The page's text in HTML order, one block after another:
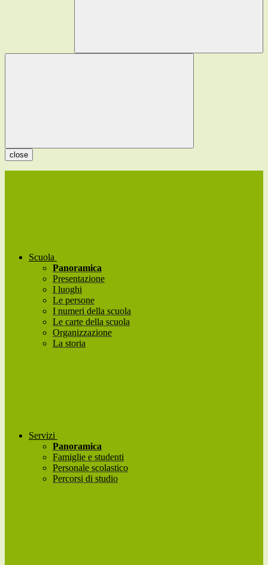
close
Scuola
Panoramica
Presentazione
I luoghi
Le persone
I numeri della scuola
Le carte della scuola
Organizzazione
La storia
Servizi
Panoramica
Famiglie e studenti
Personale scolastico
Percorsi di studio